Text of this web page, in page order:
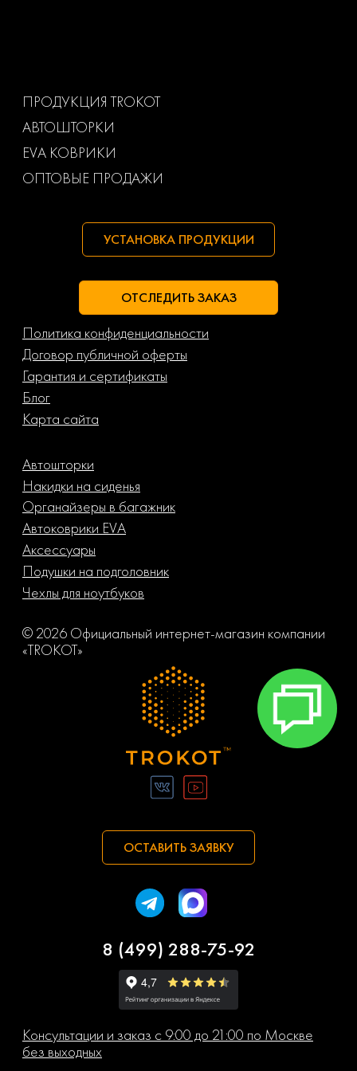
Маз
ПРОДУКЦИЯ TROKOT
АВТОШТОРКИ
EVA КОВРИКИ
ОПТОВЫЕ ПРОДАЖИ
УСТАНОВКА ПРОДУКЦИИ
ОТСЛЕДИТЬ ЗАКАЗ
Политика конфиденциальности
Договор публичной оферты
Гарантия и сертификаты
Блог
Карта сайта
Автошторки
Накидки на сиденья
Органайзеры в багажник
Автоковрики EVA
Аксессуары
Подушки на подголовник
Чехлы для ноутбуков
© 2026 Официальный интернет-магазин компании
«TROKOT»
ОСТАВИТЬ ЗАЯВКУ
8 (499) 288-75-92
Консультации и заказ с 9:00 до 21:00 по Москве
без выходных